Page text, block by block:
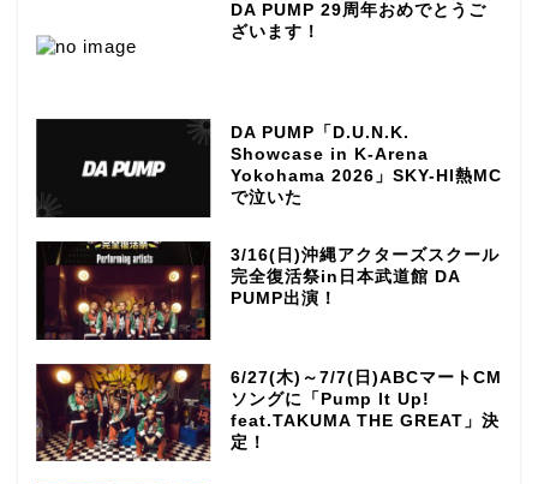
DA PUMP 29周年おめでとうご
ざいます！
DA PUMP「D.U.N.K.
Showcase in K-Arena
Yokohama 2026」SKY-HI熱MC
で泣いた
3/16(日)沖縄アクターズスクール
完全復活祭in日本武道館 DA
PUMP出演！
6/27(木)～7/7(日)ABCマートCM
ソングに「Pump It Up!
feat.TAKUMA THE GREAT」決
定！
TOP
テレビ
メゾン・ド・ミュージック
～DA PUMP YORIの晴れ